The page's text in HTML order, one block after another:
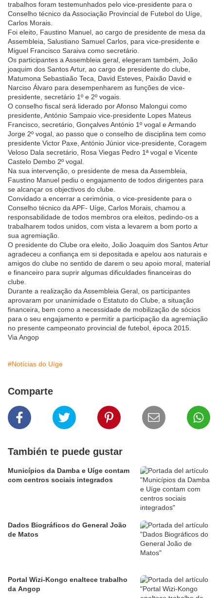
trabalhos foram testemunhados pelo vice-presidente para o
Conselho técnico da Associação Provincial de Futebol do Uíge,
Carlos Morais.
Foi eleito, Faustino Manuel, ao cargo de presidente de mesa da
Assembleia, Salustiano Samuel Carlos, para vice-presidente e
Miguel Francisco Saraiva como secretário.
Os participantes a Assembleia geral, elegeram também, João
joaquim dos Santos Artur, ao cargo de presidente do clube,
Matumona Sebastiaão Teca, David Esteves, Paixão David e
Narciso Álvaro para desempenharem as funções de vice-
presidente, secretário 1º e 2º vogais.
O conselho fiscal será liderado por Afonso Malongui como
presidente, António Sampaio vice-presidente Lopes Mateus
Francisco, secretário, Gonçalves António 1º vogal e Armando
Jorge 2º vogal, ao passo que o conselho de disciplina tem como
presidente Victor Paxe, António Júnior vice-presidente, Coragem
Veloso Dala secretário, Rosa Viegas Pedro 1ª vogal e Vicente
Castelo Dembo 2º vogal.
Na sua intervenção, o presidente de mesa da Assembleia,
Faustino Manuel pediu o engajamento de todos dirigentes para
se alcançar os objectivos do clube.
Convidado a encerrar a cerimónia, o vice-presidente para o
Conselho técnico da APF- Uíge, Carlos Morais, chamou a
responsabilidade de todos membros ora eleitos, pedindo-os a
trabalharem todos unidos, com vista a levarem a bom porto a
sua agremiação.
O presidente do Clube ora eleito, João Joaquim dos Santos Artur
agradeceu a confiança em si depositada e apelou aos naturais e
amigos do clube no sentido de darem o seu apoio moral, material
e financeiro para suprir algumas dificuldades financeiras do
clube.
Durante a realização da Assembleia Geral, os participantes
aprovaram por unanimidade o Estatuto do Clube, a situação
financeira, bem como a necessidade de mobilização de sócios
para o seu engajamento e permitir a participação da agremiação
no presente campeonato provincial de futebol, época 2015.
Via Angop
#Notícias do Uíge
Comparte
También te puede gustar
Municípios da Damba e Uíge contam
com centros sociais integrados
Dados Biográficos do General João
de Matos
Portal Wizi-Kongo enaltece trabalho
da Angop